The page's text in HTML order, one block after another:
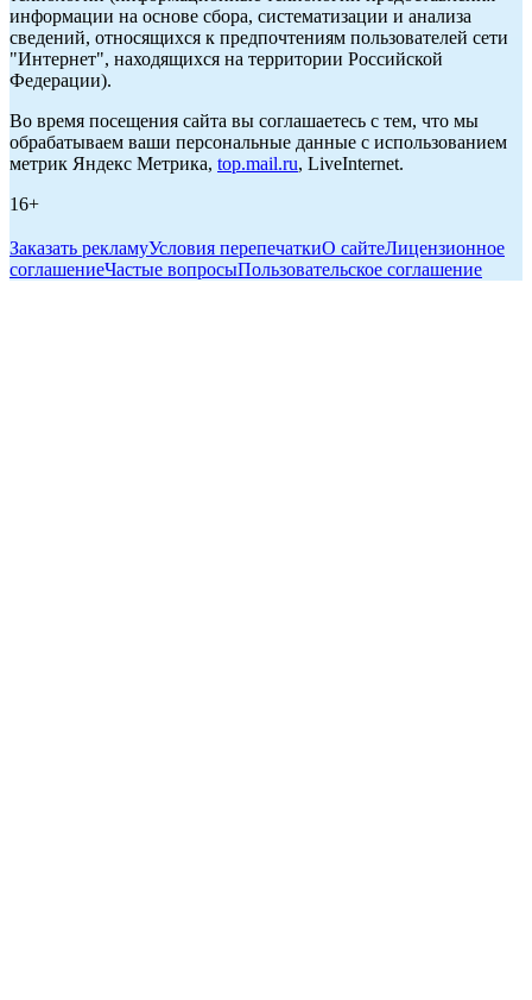
информации на основе сбора, систематизации и анализа
сведений, относящихся к предпочтениям пользователей сети
"Интернет", находящихся на территории Российской
Федерации).
Во время посещения сайта вы соглашаетесь с тем, что мы
обрабатываем ваши персональные данные с использованием
метрик Яндекс Метрика, top.mail.ru, LiveInternet.
16+
Заказать рекламуУсловия перепечаткиО сайтеЛицензионное
соглашениеЧастые вопросыПользовательское соглашение